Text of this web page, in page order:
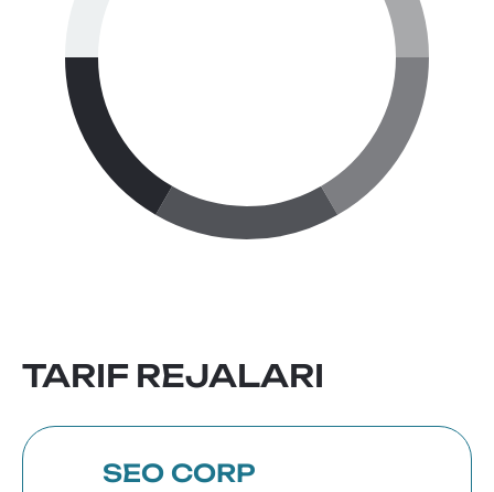
TARIF REJALARI
SEO CORP